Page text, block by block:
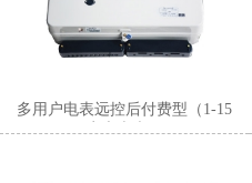
多用户电表远控后付费型（1-15
户大表壳）